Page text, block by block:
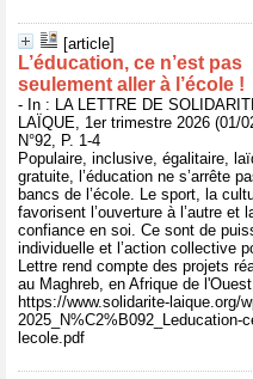
[article]
L’éducation, ce n’est pas
seulement aller à l’école !
- In : LA LETTRE DE
LAÏQUE, 1er trimestre 2026 (01/
N°92, P. 1-4
Populaire, inclusive, égalitaire,
gratuite, l’éducation ne s’arrête
bancs de l’école. Le sport, la
favorisent l’ouverture à l’autre et
confiance en soi. Ce sont de
individuelle et l’action collective
Lettre rend compte des projets
au Maghreb, en Afrique de
https://www.solidarite-laique.org/
2025_N%C2%B092_Leducation-
lecole.pdf